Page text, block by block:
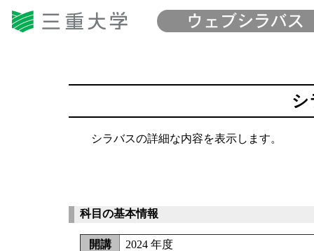
シ
シラバスの詳細な内容を表示します。
科目の基本情報
開講
2024 年度